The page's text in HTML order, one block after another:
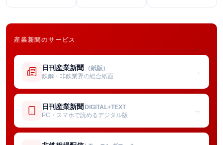
産業新聞のサービス
日刊産業新聞 （紙版）
鉄鋼・非鉄業界の総合紙面
→
日刊産業新聞 DIGITAL+TEXT
PC・スマホで読めるデジタル版
→